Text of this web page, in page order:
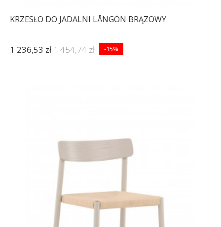
KRZESŁO DO JADALNI LÅNGÖN BRĄZOWY
1 236,53 zł1 454,74 zł -15%